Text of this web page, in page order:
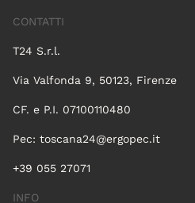
CONTATTI
T24 S.r.l.
Via Valfonda 9, 50123, Firenze
CF. e P.I. 07100110480
Pec: toscana24@ergopec.it
+39 055 27071
INFO